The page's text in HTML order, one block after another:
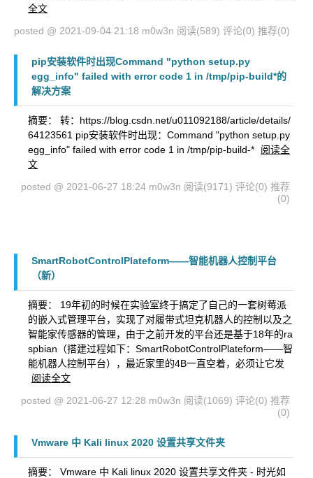
全文
posted @ 2021-09-04 21:18 m0w3n 阅读(589) 评论(0) 推荐(0)
pip安装软件时出现Command "python setup.py
egg_info" failed with error code 1 in /tmp/pip-build*的
解决方案
摘要： 转：https://blog.csdn.net/u011092188/article/details/
64123561 pip安装软件时出现：Command "python setup.py
egg_info" failed with error code 1 in /tmp/pip-build-*
阅读全
文
posted @ 2021-06-27 18:24 m0w3n 阅读(9171) 评论(0) 推荐
(0)
SmartRobotControlPlateform——智能机器人控制平台
（新）
摘要： 19年初的时候在实验室终于搞定了自己的一套树莓派
的嵌入式管理平台，实现了对履带式坦克机器人的控制以及之
智能家传感器的管理，由于之前开发的平台还是基于18年的ra
spbian（搭建过程如下：SmartRobotControlPlateform——智
能机器人控制平台），最近家里的4B一直空着，必须让它发
阅读全文
posted @ 2021-06-27 12:28 m0w3n 阅读(1069) 评论(0) 推荐
(0)
Vmware 中 Kali linux 2020 设置共享文件夹
摘要： Vmware 中 Kali linux 2020 设置共享文件夹 - 时光如